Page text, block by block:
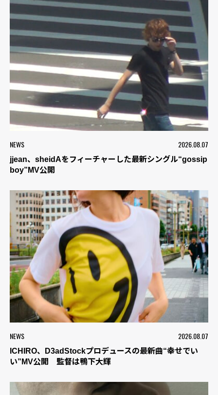
NEWS 2026.08.07
jjean、sheidAをフィーチャーした最新シングル“gossip
boy”MV公開
NEWS 2026.08.07
ICHIRO、D3adStockプロデュースの最新曲“幸せでい
い”MV公開 監督は鴨下大輝